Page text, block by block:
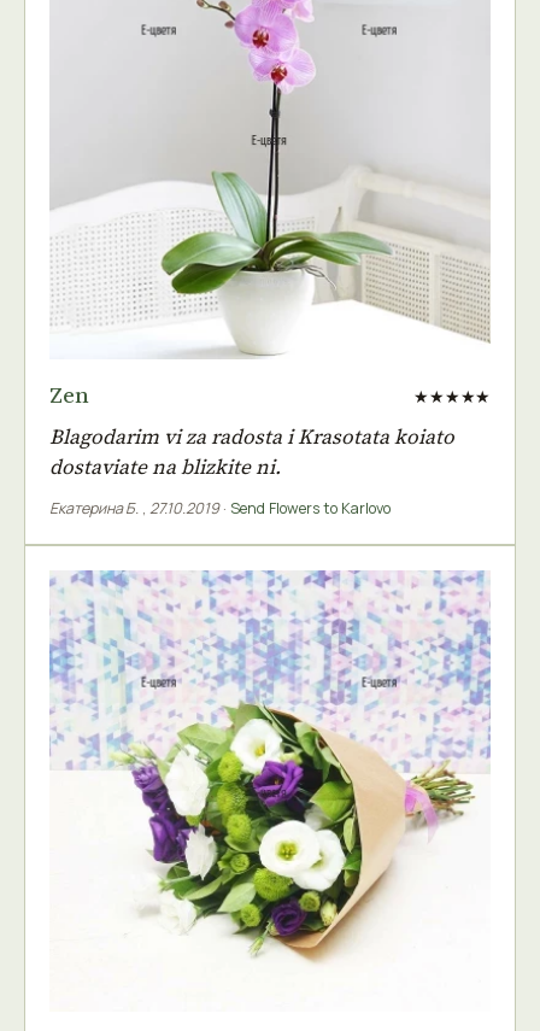
Zen ★★★★★
Blagodarim vi za radosta i Krasotata koiato
dostaviate na blizkite ni.
Екатерина Б. , 27.10.2019· Send Flowers to Karlovo